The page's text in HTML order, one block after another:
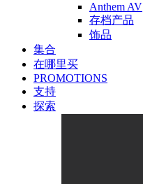
Anthem AV
存档产品
饰品
集合
在哪里买
PROMOTIONS
支持
探索